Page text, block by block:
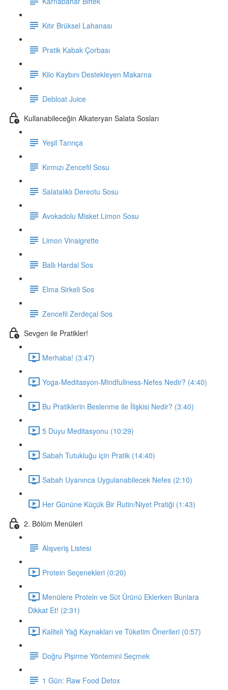
Kıtır Brüksel Lahanası
Pratik Kabak Çorbası
Kilo Kaybını Destekleyen Makarna
Debloat Juice
Kullanabileceğin Alkateryan Salata Sosları
Yeşil Tanrıça
Kırmızı Zencefil Sosu
Salatalıklı Dereotu Sosu
Avokadolu Misket Limon Sosu
Limon Vinaigrette
Ballı Hardal Sos
Elma Sirkeli Sos
Zencefil Zerdeçal Sos
Sevgen ile Pratikler!
Merhaba! (3:47)
Yoga-Meditasyon-Mindfullness-Nefes Nedir? (4:40)
Bu Pratiklerin Beslenme ile İlişkisi Nedir? (3:40)
5 Duyu Meditasyonu (10:29)
Sabah Tutukluğu için Pratik (14:40)
Sabah Uyanınca Uygulanabilecek Nefes (2:10)
Her Gününe Küçük Bir Rutin/Niyet Pratiği (1:43)
2. Bölüm Menüleri
Alışveriş Listesi
Protein Seçenekleri (0:20)
Menülere Protein ve Süt Ürünü Eklerken Bunlara
Dikkat Et! (2:31)
Kaliteli Yağ Kaynakları ve Tüketim Önerileri (0:57)
Doğru Pişirme Yöntemini Seçmek
1 Gün: Raw Food Detox